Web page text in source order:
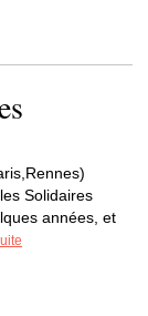
Solidaires
années, et